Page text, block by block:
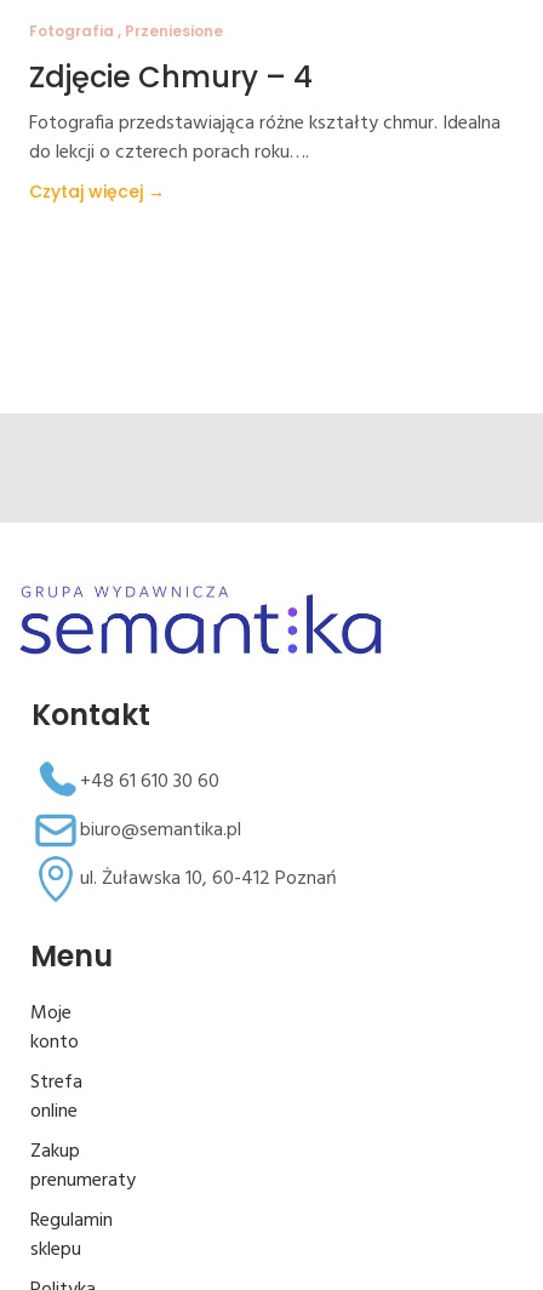
Fotografia , Przeniesione
Zdjęcie Chmury – 4
Fotografia przedstawiająca różne kształty chmur. Idealna
do lekcji o czterech porach roku….
Czytaj więcej →
Kontakt
+48 61 610 30 60
biuro@semantika.pl
ul. Żuławska 10, 60-412 Poznań
Menu
Moje
konto
Strefa
online
Zakup
prenumeraty
Regulamin
sklepu